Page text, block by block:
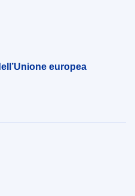
21
dell’Unione europea
europea